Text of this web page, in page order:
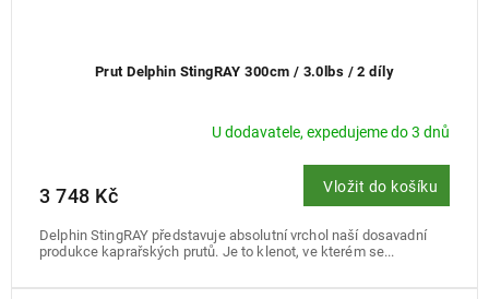
Prut Delphin StingRAY 300cm / 3.0lbs / 2 díly
U dodavatele, expedujeme do 3 dnů
3 748 Kč Vložit do košíku
Delphin StingRAY představuje absolutní vrchol naší dosavadní
produkce kaprařských prutů. Je to klenot, ve kterém se...